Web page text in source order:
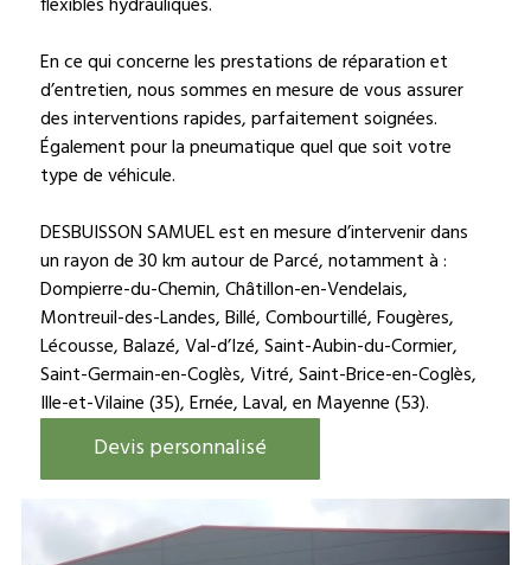
En ce qui concerne les prestations de réparation et
d’entretien, nous sommes en mesure de vous assurer
des interventions rapides, parfaitement soignées.
Également pour la pneumatique quel que soit votre
type de véhicule.
DESBUISSON SAMUEL est en mesure d’intervenir dans
un rayon de 30 km autour de Parcé, notamment à :
Dompierre-du-Chemin, Châtillon-en-Vendelais,
Montreuil-des-Landes, Billé, Combourtillé, Fougères,
Lécousse, Balazé, Val-d’Izé, Saint-Aubin-du-Cormier,
Saint-Germain-en-Coglès, Vitré, Saint-Brice-en-Coglès,
Ille-et-Vilaine (35), Ernée, Laval, en Mayenne (53).
Devis personnalisé